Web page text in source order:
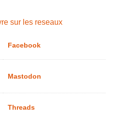
sur les reseaux
Facebook
Mastodon
Threads